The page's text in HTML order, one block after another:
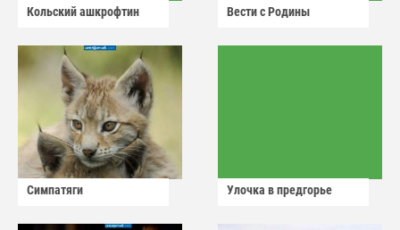
Кольский ашкрофтин Вести с Родины
Симпатяги Улочка в предгорье